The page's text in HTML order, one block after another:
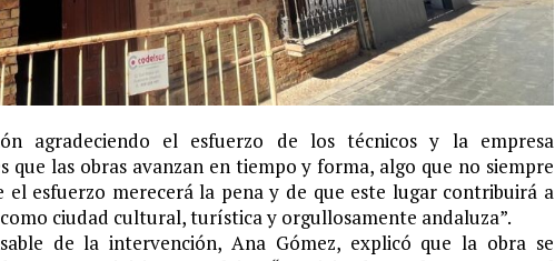
agradeciendo el esfuerzo de los técnicos y la empresa
que las obras avanzan en tiempo y forma, algo que no siempre
el esfuerzo merecerá la pena y de que este lugar contribuirá a
ciudad cultural, turística y orgullosamente andaluza”.
de la intervención, Ana Gómez, explicó que la obra se